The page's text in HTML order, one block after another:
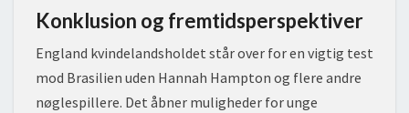
Konklusion og fremtidsperspektiver
England kvindelandsholdet står over for en vigtig test
mod Brasilien uden Hannah Hampton og flere andre
nøglespillere. Det åbner muligheder for unge